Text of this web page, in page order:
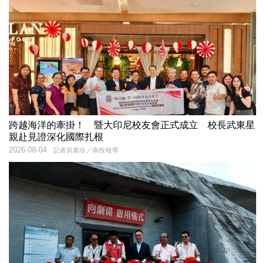
跨越海洋的牽掛！ 暨大印尼校友會正式成立 校長武東星
親赴見證深化國際扎根
記者吳素珍／南投報導
2026-08-04